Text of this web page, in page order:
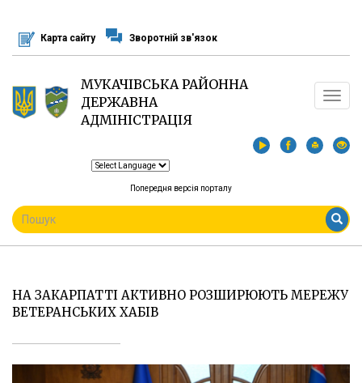
основного
матеріалу
Карта сайту Зворотній зв'язок
МУКАЧІВСЬКА РАЙОННА
ДЕРЖАВНА
АДМІНІСТРАЦІЯ
Toggle
Попередня версія порталу
ПОШУКОВА
ФОРМА
Пошук
НА ЗАКАРПАТТІ АКТИВНО РОЗШИРЮЮТЬ МЕРЕЖУ
ВЕТЕРАНСЬКИХ ХАБІВ